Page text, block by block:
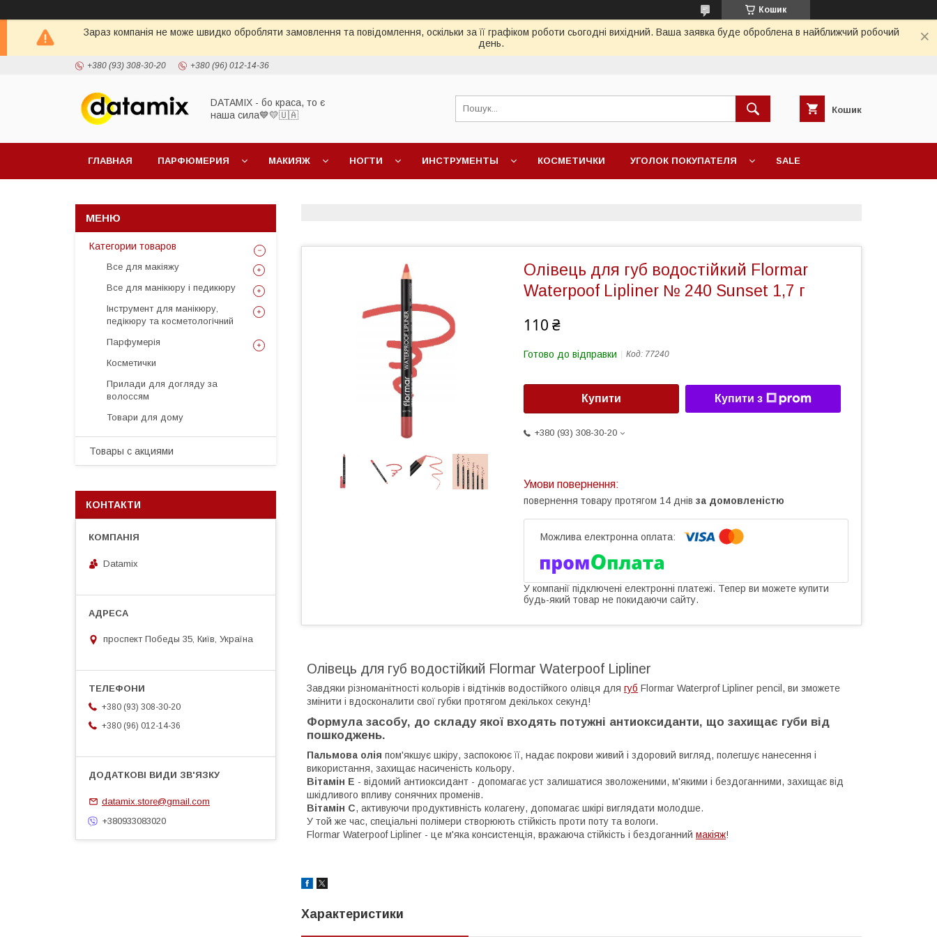
Кошик
Зараз компанія не може швидко обробляти замовлення та повідомлення, оскільки за її графіком роботи сьогодні вихідний. Ваша заявка буде оброблена в найближчий робочий
день.
+380 (93) 308-30-20 +380 (96) 012-14-36
DATAMIX - бо краcа, то є
наша сила​💙💛🇺🇦​
Кошик
ГЛАВНАЯ ПАРФЮМЕРИЯ МАКИЯЖ НОГТИ ИНСТРУМЕНТЫ КОСМЕТИЧКИ УГОЛОК ПОКУПАТЕЛЯ SALE
Олівець для губ водостійкий Flormar
Waterpoof Lipliner № 240 Sunset 1,7 г
110 ₴
Готово до відправки Код: 77240
Купити Купити з
+380 (93) 308-30-20
повернення товару протягом 14 днів за домовленістю
У компанії підключені електронні платежі. Тепер ви можете купити
будь-який товар не покидаючи сайту.
Олівець для губ водостійкий Flormar Waterpoof Lipliner
Завдяки різноманітності кольорів і відтінків водостійкого олівця для губ Flormar Waterprof Lipliner pencil, ви зможете
змінити і вдосконалити свої губки протягом декількох секунд!
Формула засобу, до складу якої входять потужні антиоксиданти, що захищає губи від
пошкоджень.
Пальмова олія пом'якшує шкіру, заспокоює її, надає покрови живий і здоровий вигляд, полегшує нанесення і
використання, захищає насиченість кольору.
Вітамін Е - відомий антиоксидант - допомагає уст залишатися зволоженими, м'якими і бездоганними, захищає від
шкідливого впливу сонячних променів.
Вітамін C, активуючи продуктивність колагену, допомагає шкірі виглядати молодше.
У той же час, спеціальні полімери створюють стійкість проти поту та вологи.
Flormar Waterpoof Lipliner - це м'яка консистенція, вражаюча стійкість і бездоганний макіяж!
Характеристики
Категории товаров
Все для макіяжу
Все для манікюру і педикюру
Інструмент для манікюру,
педікюру та косметологічний
Парфумерія
Косметички
Прилади для догляду за
волоссям
Товари для дому
Товары с акциями
КОНТАКТИ
Datamix
проспект Победы 35, Київ, Україна
+380 (93) 308-30-20
+380 (96) 012-14-36
datamix.store@gmail.com
+380933083020